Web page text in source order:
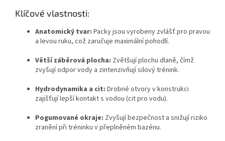
Klíčové vlastnosti:
Anatomický tvar: Packy jsou vyrobeny zvlášť pro pravou
a levou ruku, což zaručuje maximální pohodlí.
Větší záběrová plocha: Zvětšují plochu dlaně, čímž
zvyšují odpor vody a zintenzivňují silový trénink.
Hydrodynamika a cit: Drobné otvory v konstrukci
zajišťují lepší kontakt s vodou (cit pro vodu).
Pogumované okraje: Zvyšují bezpečnost a snižují riziko
zranění při tréninku v přeplněném bazénu.